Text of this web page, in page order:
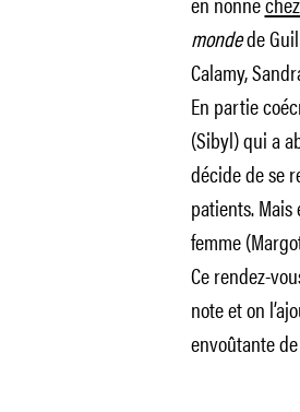
mondede
Calamy,
En partie
(Sibyl) qui a
décide de se
patients.
femme
Ce rendez-
note et on
envoûtante